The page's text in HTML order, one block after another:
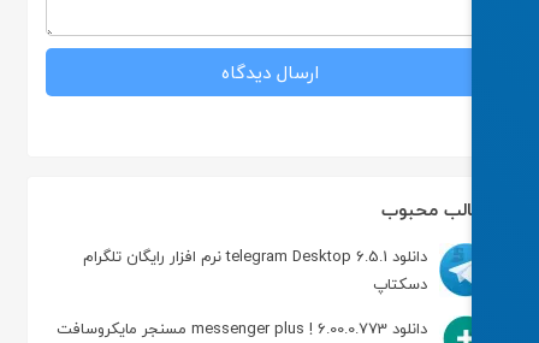
محبوب
دانلود telegram Desktop 6.5.1 نرم افزار رایگان تلگرام
دسکتاپ
دانلود messenger plus ! 6.00.0.773 مسنجر مایکروسافت